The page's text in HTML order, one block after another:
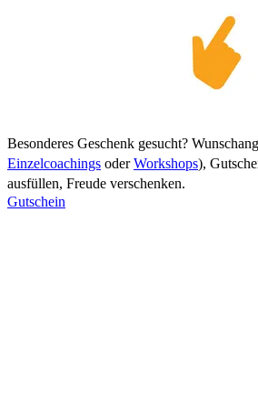
Besonderes Geschenk gesucht?
Einzelcoachings oderWorkshops),
ausfüllen, Freude verschenken.
Gutschein